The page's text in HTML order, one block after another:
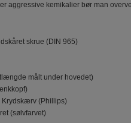
aggressive kemikalier bør man
skrue (DIN 965)
målt under hovedet)
(Phillips)
(sølvfarvet)